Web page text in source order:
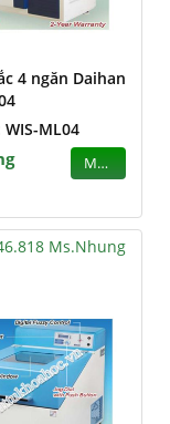
4 ngăn Daihan
WIS-ML04
MUA
Ms.Nhung